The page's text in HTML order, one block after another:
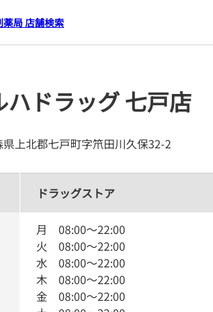
薬局 店舗検索
ハドラッグ 七戸店
上北郡七戸町字笊田川久保32-2
ドラッグストア
月 08:00～22:00
火 08:00～22:00
水 08:00～22:00
木 08:00～22:00
金 08:00～22:00